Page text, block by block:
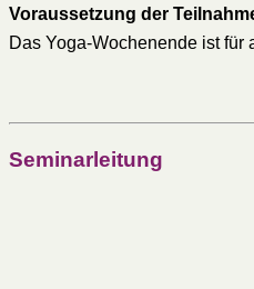
Voraussetzung der
Das Yoga-Wochenende ist
Seminarleitung